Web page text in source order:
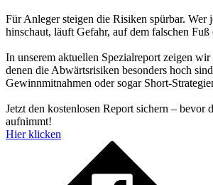
Für Anleger steigen die Risiken spürbar. Wer
hinschaut, läuft Gefahr, auf dem falschen
In unserem aktuellen Spezialreport zeigen
denen die Abwärtsrisiken besonders hoch
Gewinnmitnahmen oder sogar Short-
Jetzt den kostenlosen Report sichern – bevor
aufnimmt!
Hier klicken